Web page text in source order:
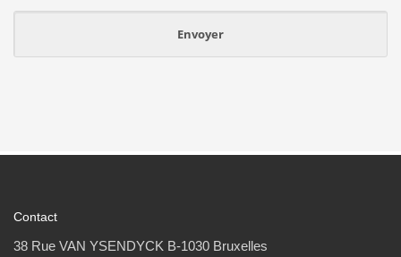
Contact
38 Rue VAN YSENDYCK B-1030 Bruxelles